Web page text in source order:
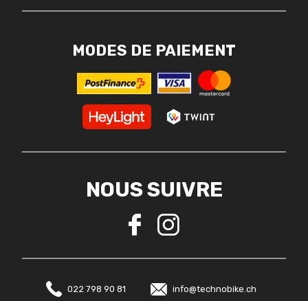
MODES DE PAIEMENT
NOUS SUIVRE
022 798 90 81 info@technobike.ch